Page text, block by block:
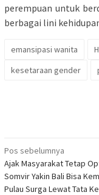
perempuan untuk
berbagai lini
emansipasi wanita
kesetaraan gender
Navigasi
pos
Pos sebelumnya
Ajak Masyarakat Tetap
Somvir Yakin Bali Bisa
Pulau Surga Lewat Tata